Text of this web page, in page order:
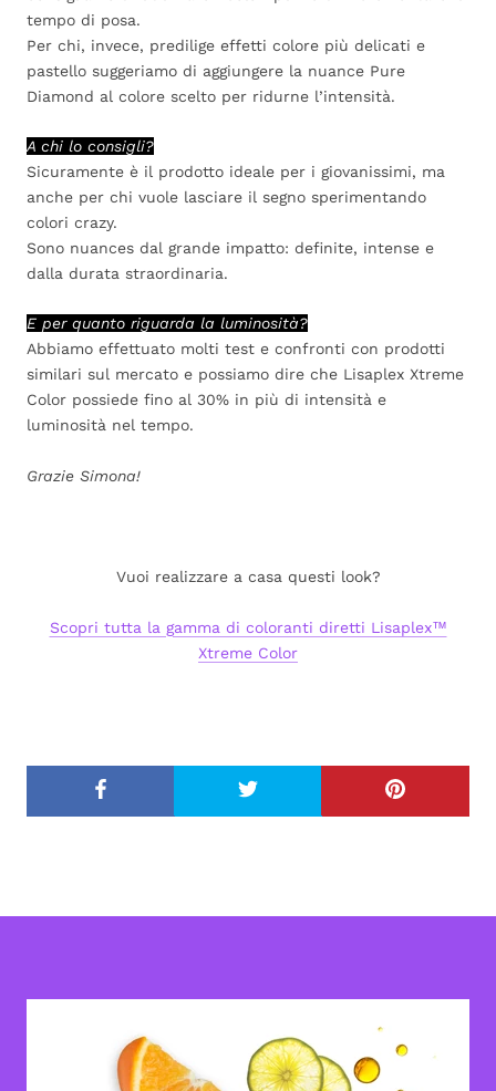
tempo di posa.
Per chi, invece, predilige effetti colore più delicati e
pastello suggeriamo di aggiungere la nuance Pure
Diamond al colore scelto per ridurne l’intensità.
A chi lo consigli?
Sicuramente è il prodotto ideale per i giovanissimi, ma
anche per chi vuole lasciare il segno sperimentando
colori crazy.
Sono nuances dal grande impatto: definite, intense e
dalla durata straordinaria.
E per quanto riguarda la luminosità?
Abbiamo effettuato molti test e confronti con prodotti
similari sul mercato e possiamo dire che Lisaplex Xtreme
Color possiede fino al 30% in più di intensità e
luminosità nel tempo.
Grazie Simona!
Vuoi realizzare a casa questi look?
Scopri tutta la gamma di coloranti diretti Lisaplex™
Xtreme Color